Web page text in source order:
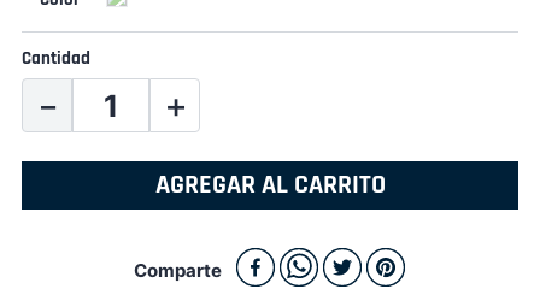
Cantidad
＋
－
AGREGAR AL CARRITO
Comparte